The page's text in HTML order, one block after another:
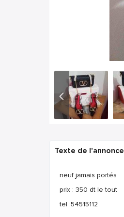
Texte de l'annonce
neuf jamais portés
prix : 350 dt le tout
tel :54515112